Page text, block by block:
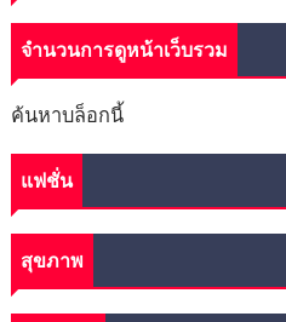
จำนวนการดูหน้าเว็บรวม
ค้นหาบล็อกนี้
แฟชั่น
สุขภาพ